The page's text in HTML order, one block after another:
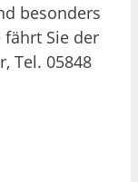
besonders
Sie der
Tel. 05848